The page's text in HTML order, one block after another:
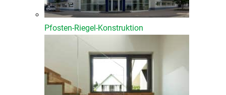
Pfosten-Riegel-Konstruktion